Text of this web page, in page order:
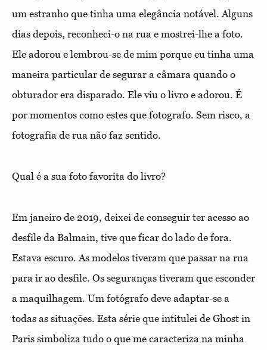
um estranho que tinha uma elegância notável. Alguns
dias depois, reconheci-o na rua e mostrei-lhe a foto.
Ele adorou e lembrou-se de mim porque eu tinha uma
maneira particular de segurar a câmara quando o
obturador era disparado. Ele viu o livro e adorou. É
por momentos como estes que fotografo. Sem risco, a
fotografia de rua não faz sentido.
Qual é a sua foto favorita do livro?
Em janeiro de 2019, deixei de conseguir ter acesso ao
desfile da Balmain, tive que ficar do lado de fora.
Estava escuro. As modelos tiveram que passar na rua
para ir ao desfile. Os seguranças tiveram que esconder
a maquilhagem. Um fotógrafo deve adaptar-se a
todas as situações. Esta série que intitulei de Ghost in
Paris simboliza tudo o que me caracteriza na minha